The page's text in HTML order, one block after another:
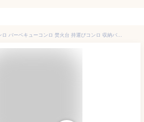
ポータブルBBQコンロ バーベキューコンロ 焚火台 持運びコンロ 収納バッグ付 焚火コンロ 折畳コンロ 持運びコンロ 焚き火台コンロ 送料無料